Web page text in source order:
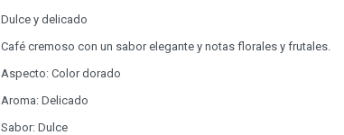
Dulce y delicado
Café cremoso con un sabor elegante y notas florales y frutales.
Aspecto: Color dorado
Aroma: Delicado
Sabor: Dulce